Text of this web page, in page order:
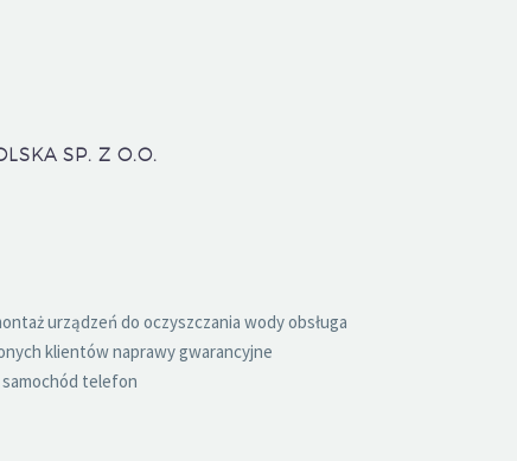
SP. Z O.O.
urządzeń do oczyszczania wody obsługa
klientów naprawy gwarancyjne
samochód telefon